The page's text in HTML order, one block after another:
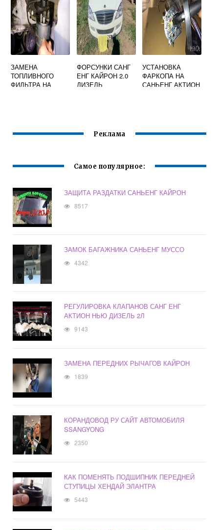
ЗАМЕНА
ТОПЛИВНОГО
ФИЛЬТРА НА
НА ЛАГУНЕ
ФОРСУНКИ САНГ
ЕНГ КАЙРОН 2.0
ДИЗЕЛЬ
УСТАНОВКА
ФАРКОПА НА
САНЬЕНГ АКТИОН
Реклама
Самое популярное:
ЗАЩИТА РАЗДАТКИ САНЬЕНГ КАЙРОН
8517
ЗАМОК БАГАЖНИКА САНЬЕНГ МУССО
4342
РЕГУЛИРОВКА КЛАПАНОВ САНГ ЕНГ
АКТИОН НЬЮ ДИЗЕЛЬ 2Л
9143
ЗАМЕНА ПЕРЕДНИХ РЫЧАГОВ КАЙРОН
1839
КОРАНДОВОД РУ САЙТ АВТОМОБИЛЯ
SSANGYONG
2350
КАК ПОМЕНЯТЬ ПОДШИПНИК ПЕРЕДНЕЙ
СТУПИЦЫ ХЕНДАЙ ЭЛАНТРА
5443